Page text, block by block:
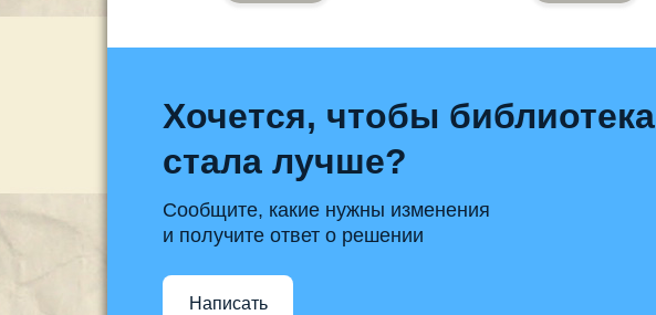
Хочется, чтобы библиотека
стала лучше?
Сообщите, какие нужны изменения
и получите ответ о решении
Написать